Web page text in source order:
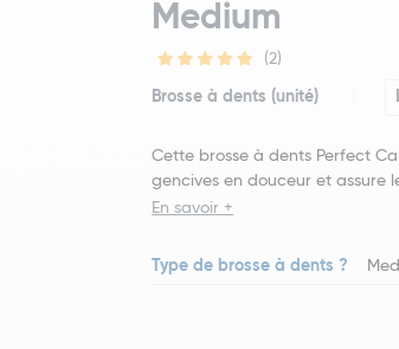
Medium
(2)
Brosse à dents (unité)
Cette brosse à dents Perfect
gencives en douceur et assure
En savoir +
Type de brosse à dents ?